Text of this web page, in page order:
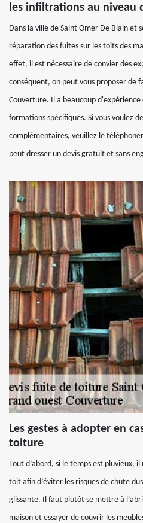
les infiltrations au niveau
Dans la ville de Saint Omer De Blain et
réparation des fuites sur les toits des
effet, il est nécessaire de convier des
conséquent, on peut vous proposer de
Couverture. Il a beaucoup
formations spécifiques. Si vous voulez
complémentaires, veuillez le
peut dresser un devis gratuit et sans
Les gestes à adopter en
toiture
Tout d’abord, si le temps est pluvieux,
toit afin d’éviter les risques de chute
glissante. Il faut plutôt se mettre à
maison et essayer de couvrir les